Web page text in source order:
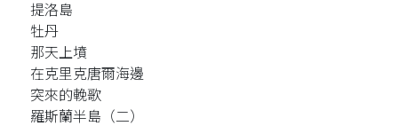
提洛島
牡丹
那天上墳
在克里克唐爾海邊
突來的輓歌
羅斯蘭半島（二）